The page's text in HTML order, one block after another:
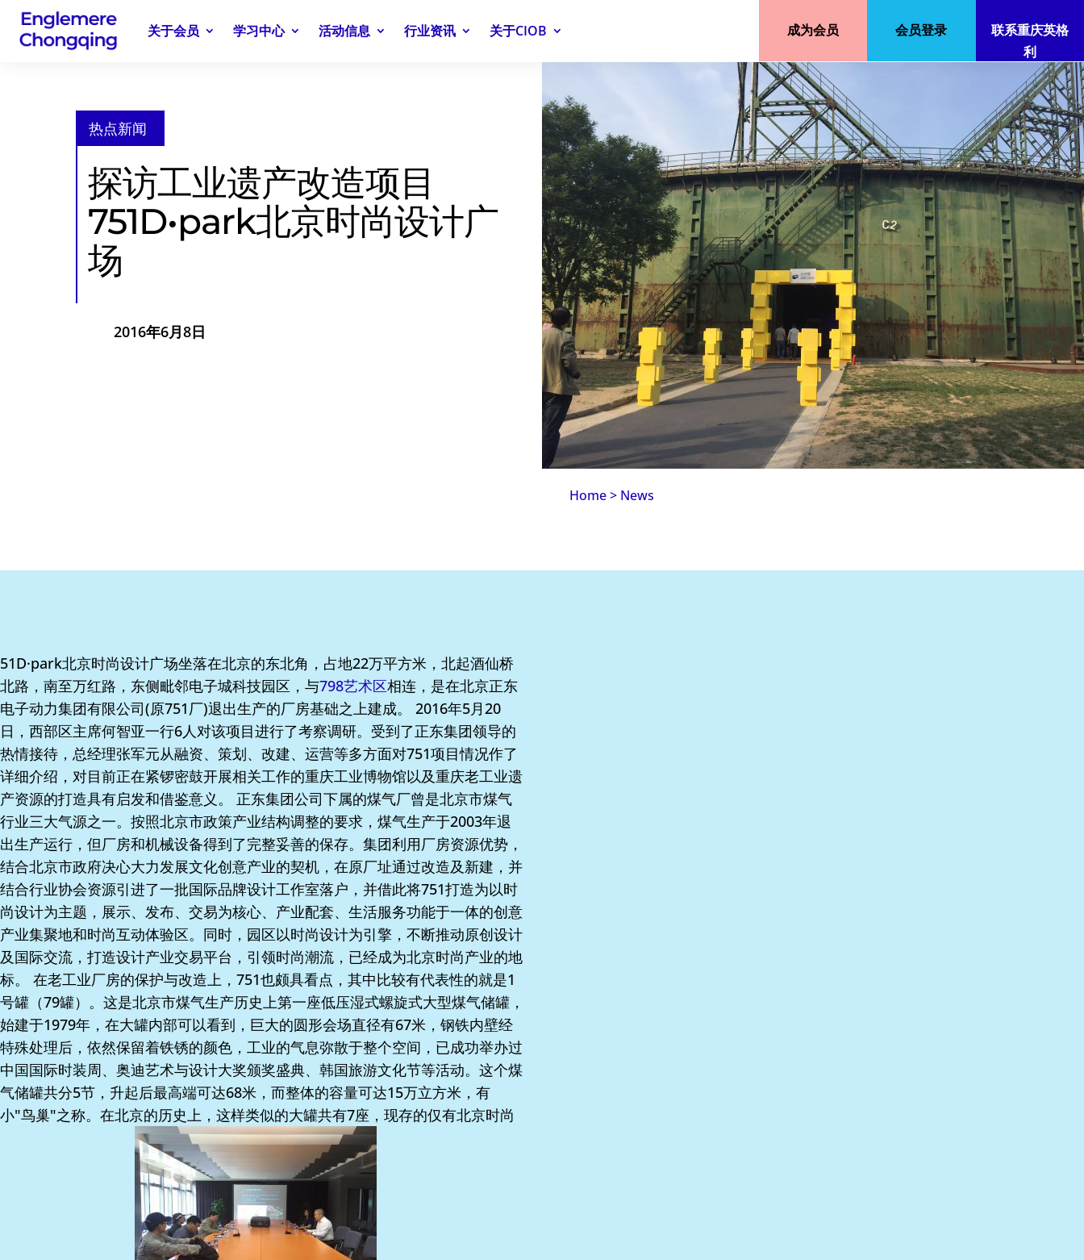
关于会员 学习中心 活动信息 行业资讯 关于CIOB 成为会员 会员登录
联系重庆英格
利
热点新闻
探访工业遗产改造项目
751D•park北京时尚设计广
场
2016年6月8日
Home> News
51D·park北京时尚设计广场坐落在北京的东北角，占地22万平方米，北起酒仙桥
北路，南至万红路，东侧毗邻电子城科技园区，与798艺术区相连，是在北京正东
电子动力集团有限公司(原751厂)退出生产的厂房基础之上建成。 2016年5月20
日，西部区主席何智亚一行6人对该项目进行了考察调研。受到了正东集团领导的
热情接待，总经理张军元从融资、策划、改建、运营等多方面对751项目情况作了
详细介绍，对目前正在紧锣密鼓开展相关工作的重庆工业博物馆以及重庆老工业遗
产资源的打造具有启发和借鉴意义。 正东集团公司下属的煤气厂曾是北京市煤气
行业三大气源之一。按照北京市政策产业结构调整的要求，煤气生产于2003年退
出生产运行，但厂房和机械设备得到了完整妥善的保存。集团利用厂房资源优势，
结合北京市政府决心大力发展文化创意产业的契机，在原厂址通过改造及新建，并
结合行业协会资源引进了一批国际品牌设计工作室落户，并借此将751打造为以时
尚设计为主题，展示、发布、交易为核心、产业配套、生活服务功能于一体的创意
产业集聚地和时尚互动体验区。同时，园区以时尚设计为引擎，不断推动原创设计
及国际交流，打造设计产业交易平台，引领时尚潮流，已经成为北京时尚产业的地
标。 在老工业厂房的保护与改造上，751也颇具看点，其中比较有代表性的就是1
号罐（79罐）。这是北京市煤气生产历史上第一座低压湿式螺旋式大型煤气储罐，
始建于1979年，在大罐内部可以看到，巨大的圆形会场直径有67米，钢铁内壁经
特殊处理后，依然保留着铁锈的颜色，工业的气息弥散于整个空间，已成功举办过
中国国际时装周、奥迪艺术与设计大奖颁奖盛典、韩国旅游文化节等活动。这个煤
气储罐共分5节，升起后最高端可达68米，而整体的容量可达15万立方米，有
小"鸟巢"之称。在北京的历史上，这样类似的大罐共有7座，现存的仅有北京时尚